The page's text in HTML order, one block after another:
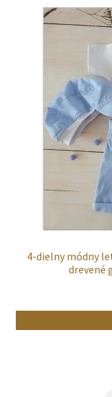
4-dielny módny
drevené